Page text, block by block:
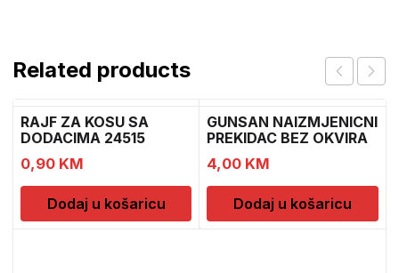
Related products
RAJF ZA KOSU SA
DODACIMA 24515
CH52451
0,90 KM
Dodaj u košaricu
GUNSAN NAIZMJENICNI
PREKIDAC BEZ OKVIRA
4,00 KM
Dodaj u košaricu